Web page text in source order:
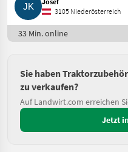
3105 Niederösterreich
33 Min. online
Sie haben
zu verkaufen?
Auf Landwirt.com erreichen
Jetzt